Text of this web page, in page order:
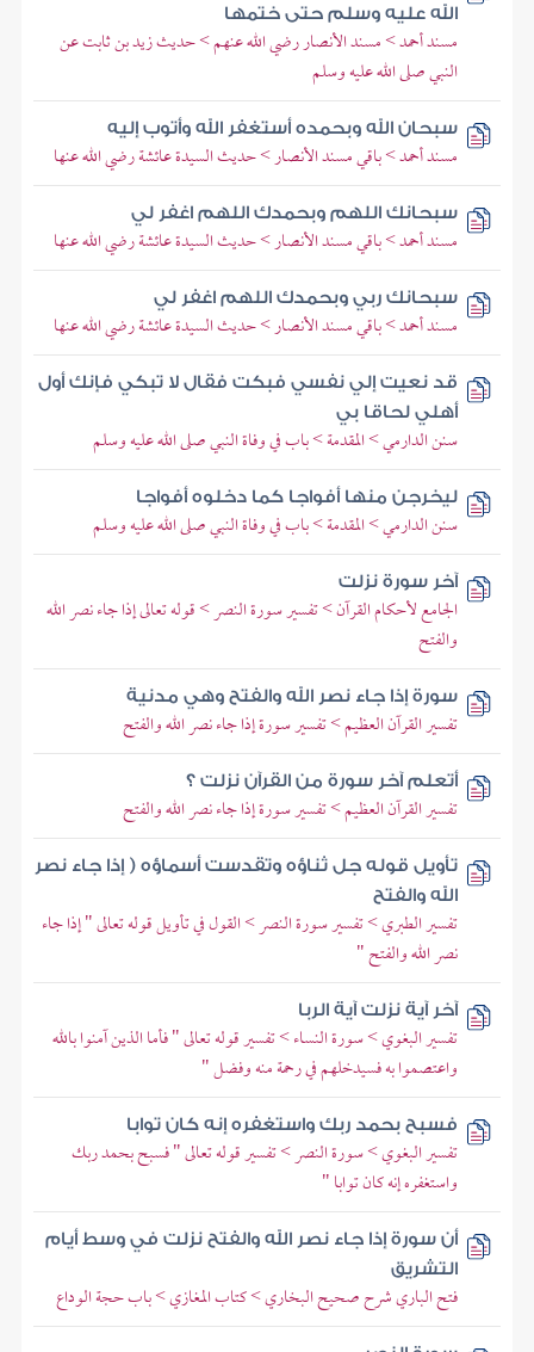
الله عليه وسلم حتى ختمها
مسند أحمد > مسند الأنصار رضي الله عنهم > حديث زيد بن ثابت عن
النبي صلى الله عليه وسلم
سبحان الله وبحمده أستغفر الله وأتوب إليه
مسند أحمد > باقي مسند الأنصار > حديث السيدة عائشة رضي الله عنها
سبحانك اللهم وبحمدك اللهم اغفر لي
مسند أحمد > باقي مسند الأنصار > حديث السيدة عائشة رضي الله عنها
سبحانك ربي وبحمدك اللهم اغفر لي
مسند أحمد > باقي مسند الأنصار > حديث السيدة عائشة رضي الله عنها
قد نعيت إلي نفسي فبكت فقال لا تبكي فإنك أول
أهلي لحاقا بي
سنن الدارمي > المقدمة > باب في وفاة النبي صلى الله عليه وسلم
ليخرجن منها أفواجا كما دخلوه أفواجا
سنن الدارمي > المقدمة > باب في وفاة النبي صلى الله عليه وسلم
آخر سورة نزلت
الجامع لأحكام القرآن > تفسير سورة الن‍صر > قوله تعالى إذا جاء نصر الله
والفتح
سورة إذا جاء نصر الله والفتح وهي مدنية
تفسير القرآن العظيم > تفسير سورة إذا جاء نصر الله والفتح
أتعلم آخر سورة من القرآن نزلت ؟
تفسير القرآن العظيم > تفسير سورة إذا جاء نصر الله والفتح
تأويل قوله جل ثناؤه وتقدست أسماؤه ( إذا جاء نصر
الله والفتح
تفسير الطبري > تفسير سورة النصر > القول في تأويل قوله تعالى " إذا جاء
نصر الله والفتح "
آخر آية نزلت آية الربا
تفسير البغوي > سورة النساء > تفسير قوله تعالى " فأما الذين آمنوا بالله
واعتصموا به فسيدخلهم في رحمة منه وفضل "
فسبح بحمد ربك واستغفره إنه كان توابا
تفسير البغوي > سورة النصر > تفسير قوله تعالى " فسبح بحمد ربك
واستغفره إنه كان توابا "
أن سورة إذا جاء نصر الله والفتح نزلت في وسط أيام
التشريق
فتح الباري شرح صحيح البخاري > كتاب المغازي > باب حجة الوداع